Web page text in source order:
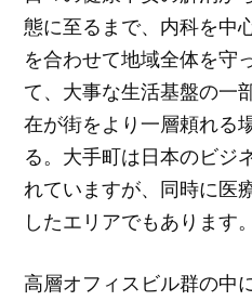
態に至るまで、内科を中
を合わせて地域全体を守
て、大事な生活基盤の一
在が街をより一層頼れる
る。大手町は日本のビジ
れていますが、同時に医
したエリアでもあります。
高層オフィスビル群の中